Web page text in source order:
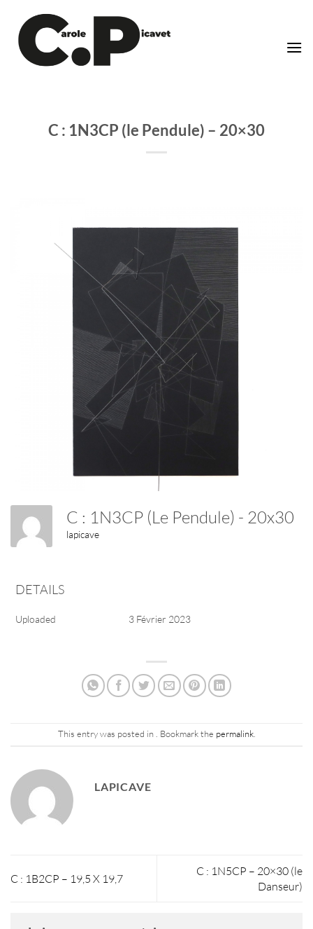
contenu
C : 1N3CP (le Pendule) – 20×30
C : 1N3CP (le Pendule) - 20x30
lapicave
DETAILS
Uploaded 3 Février 2023
This entry was posted in . Bookmark the permalink.
LAPICAVE
C : 1B2CP – 19,5 X 19,7
C : 1N5CP – 20×30 (le
Danseur)